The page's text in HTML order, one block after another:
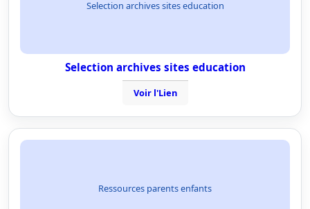
Selection archives sites education
Selection archives sites education
Voir l'Lien
Ressources parents enfants